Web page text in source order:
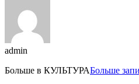
admin
Больше в КУЛЬТУРАБольше